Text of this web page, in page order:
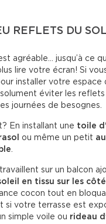
REFLETS DU
agréable… jusqu’à ce
lire votre écran! Si
installer votre espace
éviter les reflets
journées de besognes.
En installant une toile
ou même un petit
.
sur un balcon
en tissu sur les
cocon tout en
si votre terrasse est
simple voile ou rideau